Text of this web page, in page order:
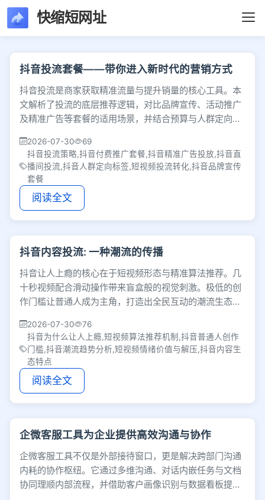
快缩短网址
文章列表 - 第100页
抖音投流套餐——带你进入新时代的营销方式
抖音投流是商家获取精准流量与提升销量的核心工具。本
文解析了投流的底层推荐逻辑，对比品牌宣传、活动推广
及精准广告等套餐的适用场景，并结合预算与人群定向给
2026-07-30
69
抖音投流策略,抖音付费推广套餐,抖音精准广告投放,抖音直
播间投流,抖音人群定向标签,短视频投流转化,抖音品牌宣传
套餐
阅读全文
抖音内容投流: 一种潮流的传播
抖音让人上瘾的核心在于短视频形态与精准算法推荐。几
十秒视频配合滑动操作带来盲盒般的视觉刺激。极低的创
作门槛让普通人成为主角，打造出全民互动的潮流生态，
2026-07-30
76
抖音为什么让人上瘾,短视频算法推荐机制,抖音普通人创作
门槛,抖音潮流趋势分析,短视频情绪价值与解压,抖音内容生
态特点
阅读全文
企微客服工具为企业提供高效沟通与协作
企微客服工具不仅是外部接待窗口，更是解决跨部门沟通
内耗的协作枢纽。它通过多维沟通、对话内嵌任务与文档
协同理顺内部流程，并借助客户画像识别与数据看板提升